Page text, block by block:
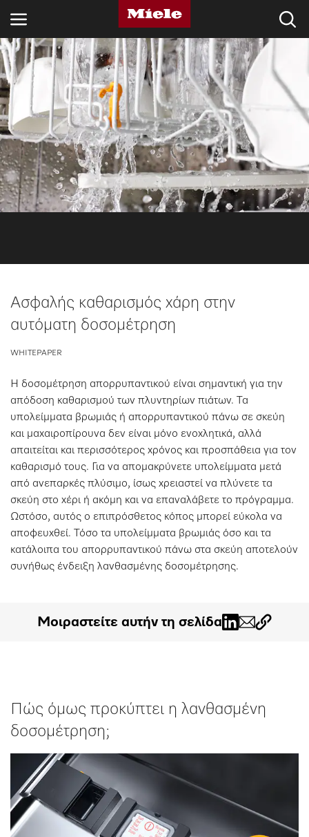
ΚΛΆΔΟΙ
KNOWLEDGE HUB
ΠΡΟΪΌΝΤΑ
SHOP
SERVICE ΚΑΙ ΥΠΟΣΤΉΡΙΞΗ
Λίστα επιθυμιών
Ασφαλής καθαρισμός χάρη στην
αυτόματη δοσομέτρηση
WHITEPAPER
Η δοσομέτρηση απορρυπαντικού είναι σημαντική για την
απόδοση καθαρισμού των πλυντηρίων πιάτων. Τα
υπολείμματα βρωμιάς ή απορρυπαντικού πάνω σε σκεύη
και μαχαιροπίρουνα δεν είναι μόνο ενοχλητικά, αλλά
απαιτείται και περισσότερος χρόνος και προσπάθεια για τον
καθαρισμό τους. Για να απομακρύνετε υπολείμματα μετά
από ανεπαρκές πλύσιμο, ίσως χρειαστεί να πλύνετε τα
σκεύη στο χέρι ή ακόμη και να επαναλάβετε το πρόγραμμα.
Ωστόσο, αυτός ο επιπρόσθετος κόπος μπορεί εύκολα να
αποφευχθεί. Τόσο τα υπολείμματα βρωμιάς όσο και τα
κατάλοιπα του απορρυπαντικού πάνω στα σκεύη αποτελούν
συνήθως ένδειξη λανθασμένης δοσομέτρησης.
Μοιραστείτε αυτήν τη σελίδα
Πώς όμως προκύπτει η λανθασμένη
δοσομέτρηση;